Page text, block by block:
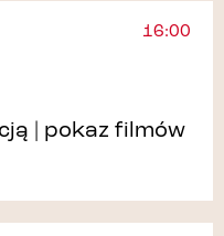
16:00
| pokaz filmów